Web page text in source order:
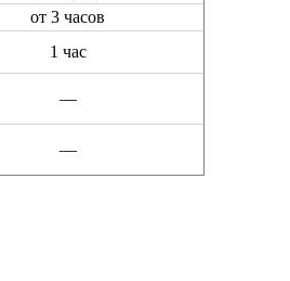
от 3 часов
1 час
—
—